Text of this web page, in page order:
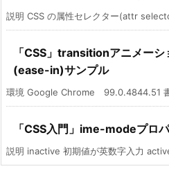
説明 CSS の属性セレクター(attr
「CSS」transitionアニメー
(ease-in)サンプル
環境 Google Chrome 99.0.4844.51
「CSS入門」ime-modeプロ
説明 inactive 初期値が英数字入力